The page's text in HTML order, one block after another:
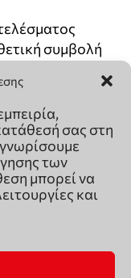
σας στη
των
μπορεί να
και